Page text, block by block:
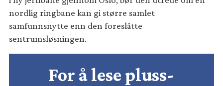
nordlig ringbane kan gi større samlet
samfunnsnytte enn den foreslåtte
sentrumsløsningen.
For å lese pluss-